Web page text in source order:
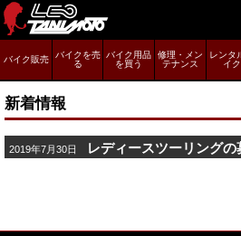
バイク販売
バイクを売
る
バイク用品
を買う
修理・メン
テナンス
レンタ
イク
新着情報
2019年7月30日 レディースツーリングの